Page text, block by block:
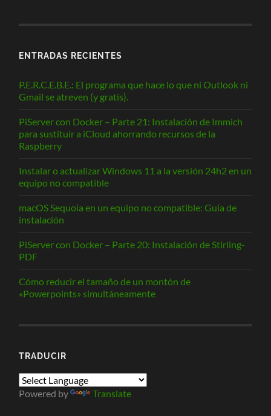
ENTRADAS RECIENTES
P.E.R.C.E.B.E.: El programa que hace lo que ni Outlook ni
Gmail se atreven (y gratis).
PiServer con Docker – Parte 21: Instalación de Immich
para sustituir a iCloud ahorrando recursos de la
Raspberry
Instalar o actualizar Windows 11 a la versión 24h2 en un
equipo no compatible
macOS Sequoia en un equipo no compatible: Guía de
instalación
PiServer con Docker – Parte 20: Instalación de Stirling-
PDF
Cómo reducir el tamaño de un montón de
«Powerpoints» simultáneamente
TRADUCIR
Powered by Translate